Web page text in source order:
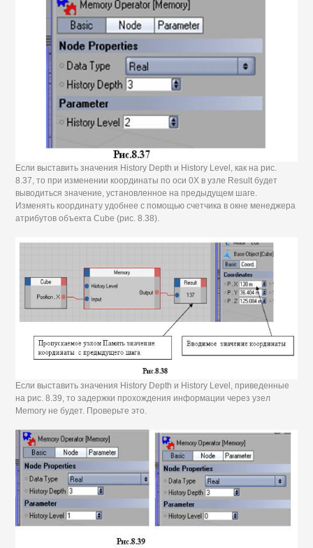
Если выставить значения History Depth и History Level, как на рис.
8.37, то при изменении координаты по оси 0Х в узле Result будет
выводиться значение, установленное на предыдущем шаге.
Изменять координату удобнее с помощью счетчика в окне менеджера
атрибутов объекта Cube (рис. 8.38).
Если выставить значения History Depth и History Level, приведенные
на рис. 8.39, то задержки прохождения информации через узел
Memory не будет. Проверьте это.